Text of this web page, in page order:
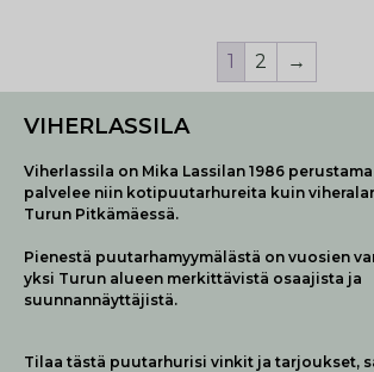
1 2 →
VIHERLASSILA
Viherlassila on Mika Lassilan 1986
palvelee niin kotipuutarhureita kuin
Turun Pitkämäessä.
Pienestä puutarhamyymälästä on vuosien
yksi Turun alueen merkittävistä osaajista ja
suunnannäyttäjistä.
Tilaa tästä puutarhurisi vinkit ja tarjoukset,